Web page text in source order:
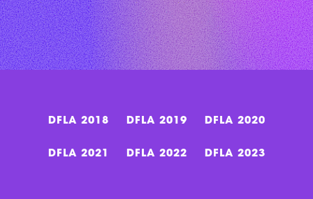
DFLA 2018 DFLA 2019 DFLA 2020
DFLA 2021 DFLA 2022 DFLA 2023